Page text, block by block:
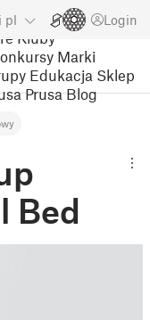
pl Login
Kluby
Marki
Edukacja Sklep
Prusa Blog
Bed